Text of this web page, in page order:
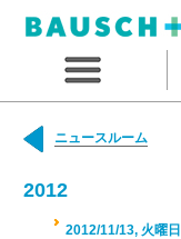
ニュースルーム
2012
2012/11/13, 火曜日